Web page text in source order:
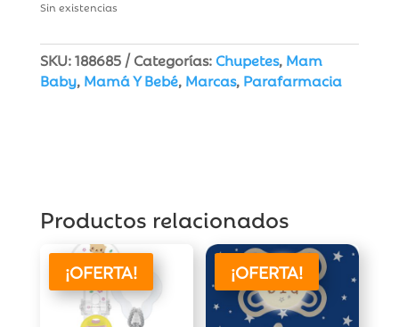
Sin existencias
SKU:188685 Categorías:Chupetes, Mam
Baby, Mamá Y Bebé, Marcas, Parafarmacia
Productos relacionados
¡OFERTA! ¡OFERTA!